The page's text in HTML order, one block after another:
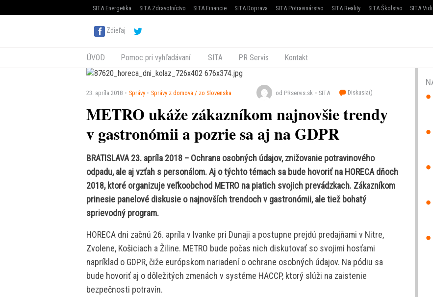
SITA Energetika SITA Zdravotníctvo SITA Financie SITA Doprava SITA Potravinárstvo SITA Reality SITA Školstvo SITA
Zdieľaj
ÚVOD Pomoc pri vyhľadávaní SITA PR Servis Kontakt
23. apríla 2018 Správy Správy z domova / zo Slovenska od PRservis.sk SITA Diskusia()
METRO ukáže zákazníkom najnovšie trendy
v gastronómii a pozrie sa aj na GDPR
BRATISLAVA 23. apríla 2018 – Ochrana osobných údajov, znižovanie potravinového
odpadu, ale aj vzťah s personálom. Aj o týchto témach sa bude hovoriť na HORECA dňoch
2018, ktoré organizuje veľkoobchod METRO na piatich svojich prevádzkach. Zákazníkom
prinesie panelové diskusie o najnovších trendoch v gastronómii, ale tiež bohatý
sprievodný program.
HORECA dni začnú 26. apríla v Ivanke pri Dunaji a postupne prejdú predajňami v Nitre,
Zvolene, Košiciach a Žiline. METRO bude počas nich diskutovať so svojimi hosťami
napríklad o GDPR, čiže európskom nariadení o ochrane osobných údajov. Na pódiu sa
bude hovoriť aj o dôležitých zmenách v systéme HACCP, ktorý slúži na zaistenie
bezpečnosti potravín.